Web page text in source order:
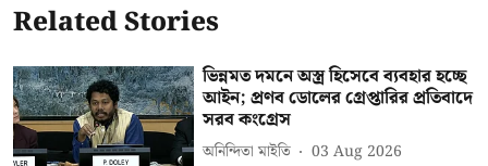
Related Stories
ভিন্নমত দমনে অস্ত্র হিসেবে ব্যবহার হচ্ছে
আইন; প্রণব ডোলের গ্রেপ্তারির প্রতিবাদে
সরব কংগ্রেস
অনিন্দিতা মাইতি 03 Aug 2026